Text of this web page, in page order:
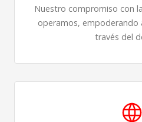
Nuestro compromiso con
operamos, empoderando
través del